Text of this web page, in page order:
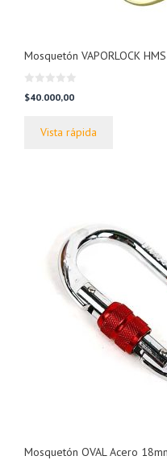
Mosquetón VAPORLOCK
0
d
$40.000,00
Vista rápida
Mosquetón OVAL Acero